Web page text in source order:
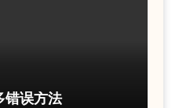
错误方法